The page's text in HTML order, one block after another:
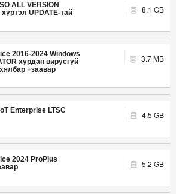
ALL VERSION
UPDATE-тай
8.1 GB
2016-2024 Windows
хурдан вирусгүй
+заавар
3.7 MB
Enterprise LTSC
4.5 GB
2024 ProPlus
5.2 GB